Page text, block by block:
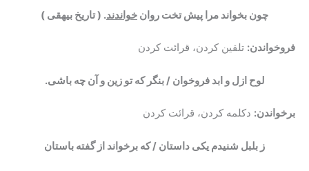
چون بخواند مرا پیش تخت روان خواندند. ( تاریخ بیهقی )
فروخواندن: تلقین کردن، قرائت کردن
لوح ازل و ابد فروخوان / بنگر که تو زین و آن چه باشی.
برخواندن: دکلمه کردن، قرائت کردن
ز بلبل شنیدم یکی داستان / که برخواند از گفته باستان